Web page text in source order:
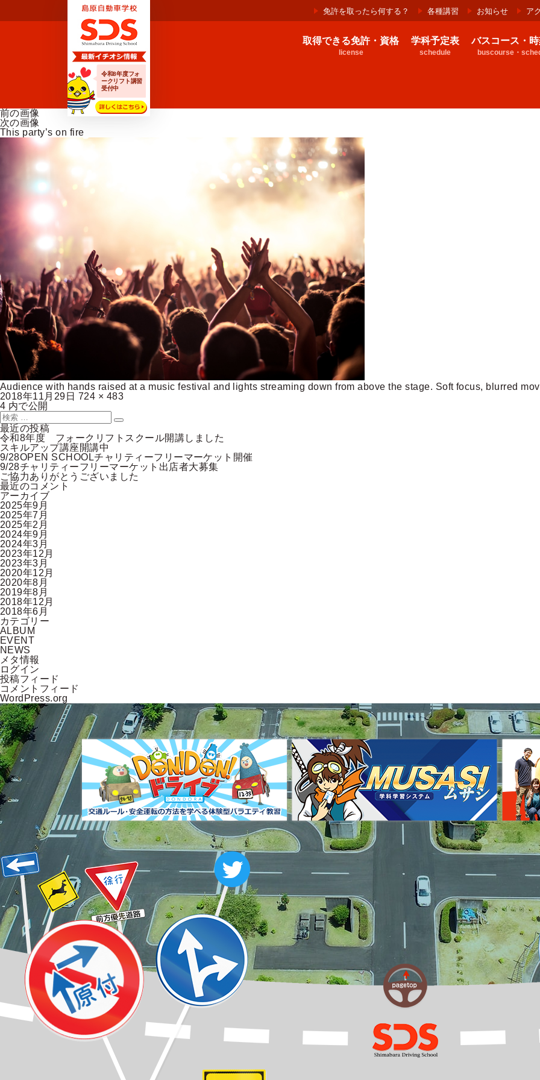
令和8年度フォ
ークリフト講習
受付中
免許を取ったら何する？ 各種講習 お知らせ ア
取得できる免許・資格
license
学科予定表
schedule
バスコース・
buscourse・
前の画像
次の画像
This party’s on fire
Audience with hands raised at a music festival and lights streaming down from above the stage. Soft focus, blurred
投
稿
日:
2018年11月29日 フ
イ
ズ
724 × 483
投
稿
ナ
ビ
ゲ
ー
シ
ョ
ン
4 内で公開
検
索:
検
索
最近の投稿
令和8年度 フォークリフトスクール開講しました
スキルアップ講座開講中
9/28OPEN SCHOOLチャリティーフリーマーケット開催
9/28チャリティーフリーマーケット出店者大募集
ご協力ありがとうございました
最近のコメント
アーカイブ
2025年9月
2025年7月
2025年2月
2024年9月
2024年3月
2023年12月
2023年3月
2020年12月
2020年8月
2019年8月
2018年12月
2018年6月
カテゴリー
ALBUM
EVENT
NEWS
メタ情報
ログイン
投稿フィード
コメントフィード
WordPress.org